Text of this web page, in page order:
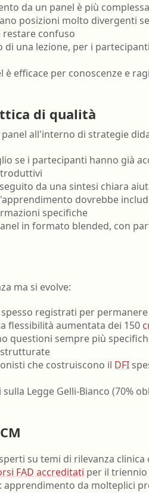
da un panel è più
posizioni molto divergenti
confuso
di una lezione, per i
è efficace per conoscenze e
di qualità
all'interno di strategie
se i partecipanti hanno già
da una sintesi chiara
dovrebbe
specifiche
in formato blended, con
ma si evolve:
registrati per
flessibilità aumentata dei 150
questioni sempre più
che costruiscono il DFI
Legge Gelli-Bianco (70%
su temi di rilevanza
FAD accreditati per il triennio
da molteplici